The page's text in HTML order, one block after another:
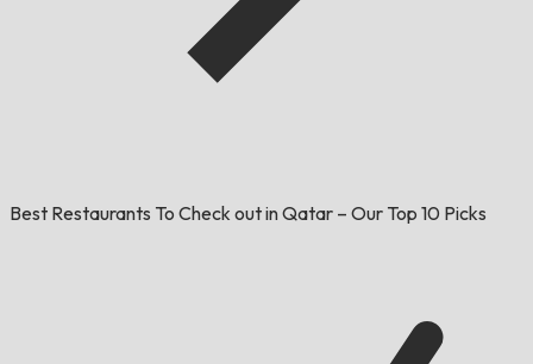
Best Restaurants To Check out in Qatar – Our Top 10 Picks